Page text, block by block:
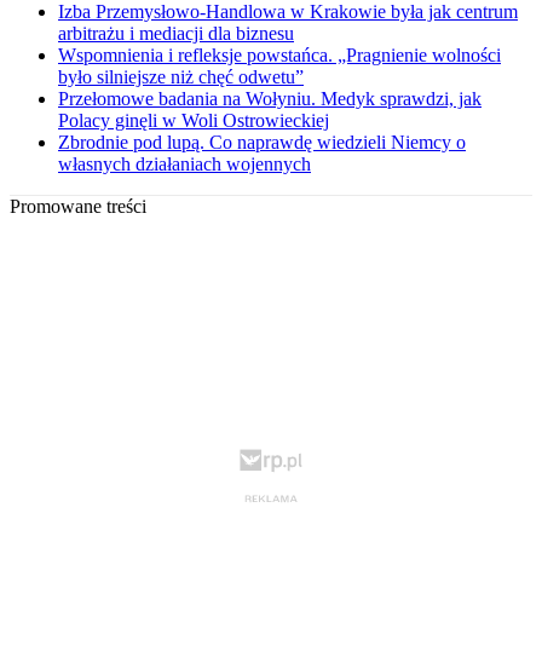
Izba Przemysłowo-Handlowa w Krakowie była jak centrum
arbitrażu i mediacji dla biznesu
Wspomnienia i refleksje powstańca. „Pragnienie wolności
było silniejsze niż chęć odwetu”
Przełomowe badania na Wołyniu. Medyk sprawdzi, jak
Polacy ginęli w Woli Ostrowieckiej
Zbrodnie pod lupą. Co naprawdę wiedzieli Niemcy o
własnych działaniach wojennych
Promowane treści